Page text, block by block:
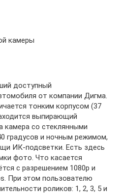
камеры
доступный
от компании Дигма.
тонким корпусом (37
выпирающий
камера со стеклянными
градусов и ночным режимом,
ИК-подсветки. Есть здесь
фото. Что касается
с разрешением 1080p и
При этом пользователю
роликов: 1, 2, 3, 5 и